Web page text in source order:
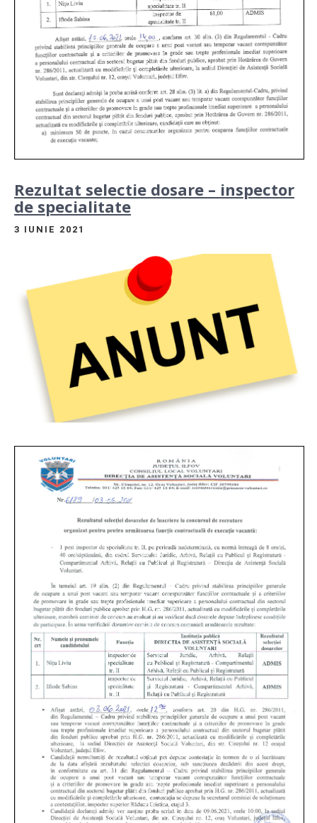
Rezultat selectie dosare – inspector
de specialitate
3 IUNIE 2021